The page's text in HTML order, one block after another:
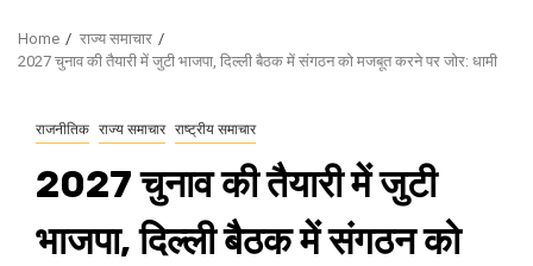
Home
राज्य समाचार
2027 चुनाव की तैयारी में जुटी भाजपा, दिल्ली बैठक में संगठन को मजबूत करने पर जोर: धामी
राजनीतिक राज्य समाचार राष्ट्रीय समाचार
2027 चुनाव की तैयारी में जुटी
भाजपा, दिल्ली बैठक में संगठन को